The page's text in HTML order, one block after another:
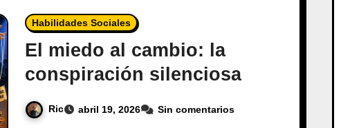
Habilidades Sociales
El miedo al cambio: la
conspiración silenciosa
Ric abril 19, 2026 Sin comentarios